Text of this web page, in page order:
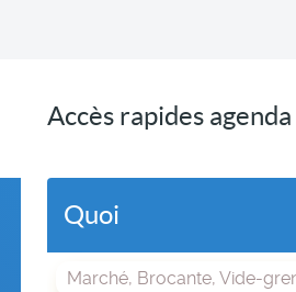
Accès rapides agenda
Quoi
Marché, Brocante, Vide-